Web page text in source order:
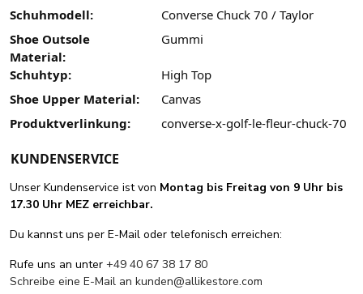
Schuhmodell:
Converse Chuck 70 / Taylor
Shoe Outsole
Material:
Gummi
Schuhtyp:
High Top
Shoe Upper Material:
Canvas
Produktverlinkung:
converse-x-golf-le-fleur-chuck-70
KUNDENSERVICE
Unser Kundenservice ist von Montag bis Freitag von 9 Uhr bis
17.30 Uhr MEZ erreichbar.
Du kannst uns per E-Mail oder telefonisch erreichen:
Rufe uns an unter +49 40 67 38 17 80
Schreibe eine E-Mail an kunden@allikestore.com